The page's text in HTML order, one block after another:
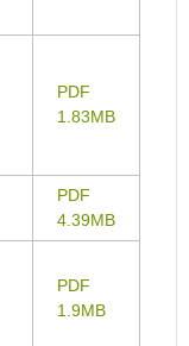
PDF
1.83MB
PDF
4.39MB
PDF
1.9MB